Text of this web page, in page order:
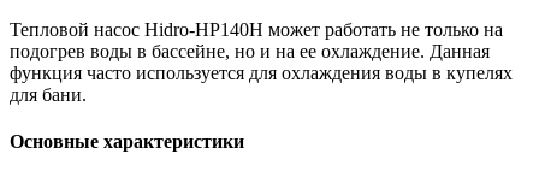
Тепловой насос Hidro-HP140H может работать не только на
подогрев воды в бассейне, но и на ее охлаждение. Данная
функция часто используется для охлаждения воды в купелях
для бани.
Основные характеристики